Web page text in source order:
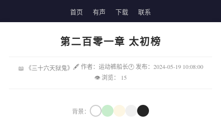
首页 有声 下载 联系
第二百零一章 太初榜
📖 《三十六天狱鬼》 🖋 作者：运动裤船长🕐 发布：2024-05-19 10:08:00
👁 浏览：
15
背景：